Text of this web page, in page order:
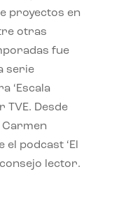
proyectos en
otras
fue
serie
‘Escala
TVE. Desde
podcast ‘El
lector.